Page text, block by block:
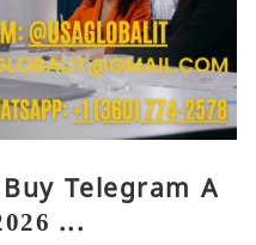
Telegram A
...